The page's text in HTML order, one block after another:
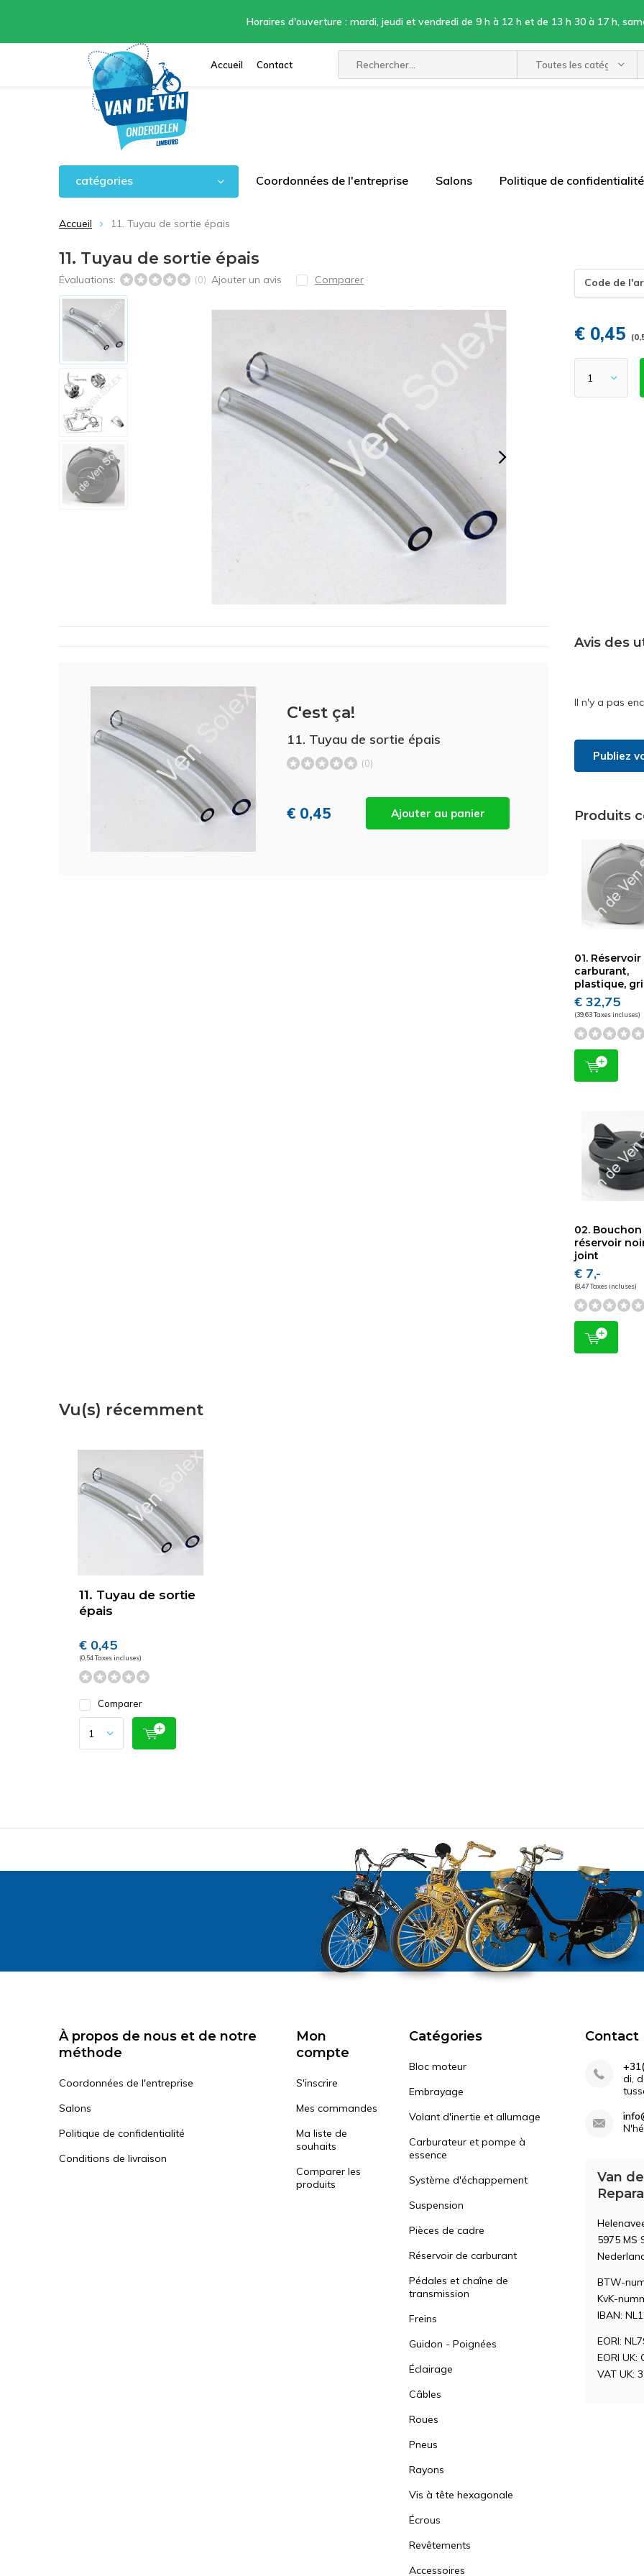
Accueil Contact Toutes les catégories
Horaires d'ouverture : mardi, jeudi et vendredi de 9 h à 12 h et de 13 h 30 à 17 h,
catégories Coordonnées de l'entreprise Salons Politique de confidentialité
Accueil 11. Tuyau de sortie épais
11. Tuyau de sortie épais
Évaluations: (0) Ajouter un avis Comparer Code de
€ 0,45
C'est ça!
11. Tuyau de sortie épais
(0)
€ 0,45 Ajouter au panier
Avis des
Il n'y a pas
Publiez
Produits
01.
carburant,
plastique,
€ 32,75
(39,63 Taxes incluses)
02.
réservoir
joint
€ 7,-
(8,47 Taxes incluses)
Vu(s) récemment
11. Tuyau de sortie
épais
€ 0,45
(0,54 Taxes incluses)
Comparer
À propos de nous et de notre
méthode
Coordonnées de l'entreprise
Salons
Politique de confidentialité
Conditions de livraison
Mon
compte
S'inscrire
Mes commandes
Ma liste de
souhaits
Comparer les
produits
Catégories
Bloc moteur
Embrayage
Volant d'inertie et allumage
Carburateur et pompe à
essence
Système d'échappement
Suspension
Pièces de cadre
Réservoir de carburant
Pédales et chaîne de
transmission
Freins
Guidon - Poignées
Éclairage
Câbles
Roues
Pneus
Rayons
Vis à tête hexagonale
Écrous
Revêtements
Accessoires
Contact
di,
Van
5975 MS
BTW-
KvK-
IBAN:
EORI:
EORI UK:
VAT UK: